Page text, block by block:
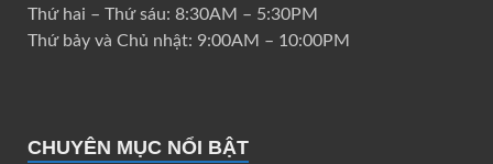
Thứ hai – Thứ sáu: 8:30AM – 5:30PM
Thứ bảy và Chủ nhật: 9:00AM – 10:00PM
CHUYÊN MỤC NỔI BẬT